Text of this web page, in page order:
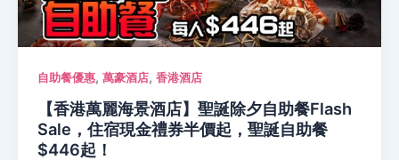
自助餐優惠, 萬豪酒店, 香港酒店
【香港萬麗海景酒店】聖誕除夕自助餐Flash
Sale，住宿現金禮券半價起，聖誕自助餐
$446起！